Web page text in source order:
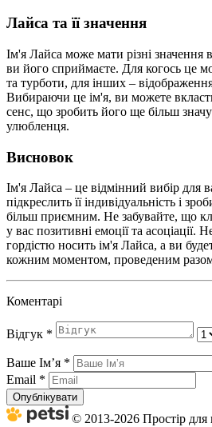
Лайса та її значення
Ім'я Лайса може мати різні значення
ви його сприймаєте. Для когось це
та турботи, для інших –
Вибираючи це ім'я, ви можете
сенс, що зробить його ще більш
улюбленця.
Висновок
Ім'я Лайса – це відмінний вибір для
підкреслить її індивідуальність і
більш приємним. Не забувайте, що
у вас позитивні емоції та асоціації.
гордістю носить ім'я Лайса, а ви
кожним моментом, проведеним
Коментарі
Відгук *
Ваше Імʼя *
Email *
Опублікувати
© 2013-2026 Простір для